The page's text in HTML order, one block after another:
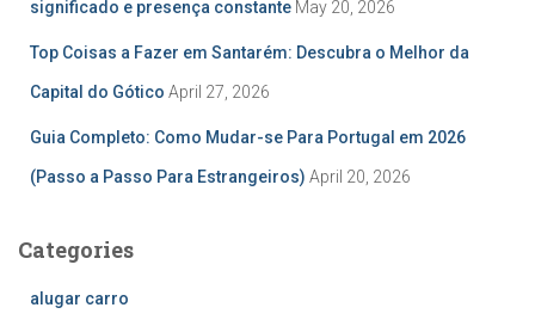
significado e presença constante May 20, 2026
Top Coisas a Fazer em Santarém: Descubra o Melhor da
Capital do Gótico April 27, 2026
Guia Completo: Como Mudar-se Para Portugal em 2026
(Passo a Passo Para Estrangeiros) April 20, 2026
Categories
alugar carro